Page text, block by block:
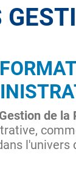
de la
l'univers